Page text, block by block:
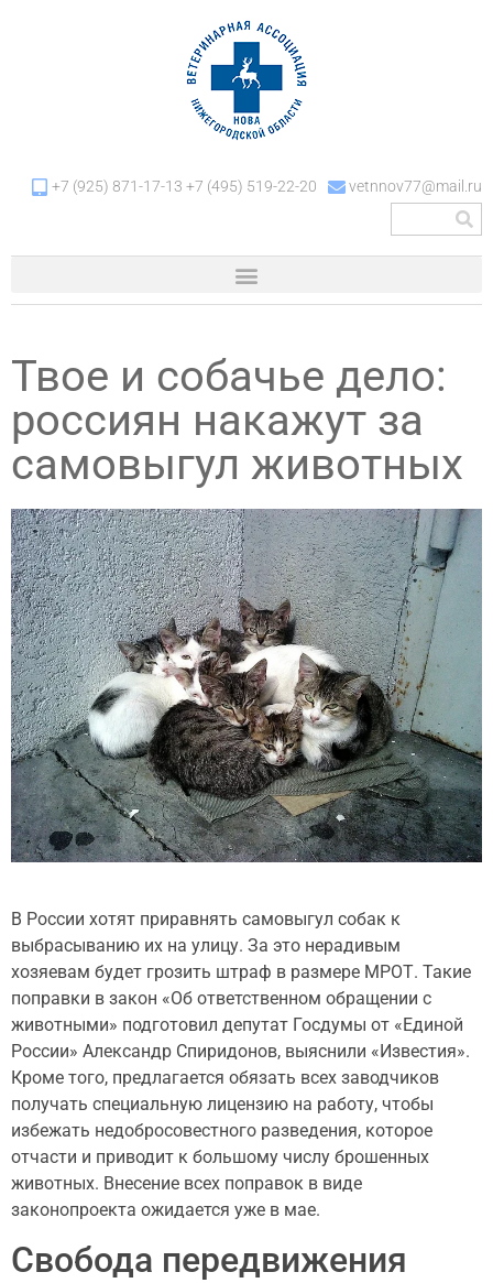
+7 (925) 871-17-13 +7 (495) 519-22-20 vetnnov77@mail.ru
Твое и собачье дело:
россиян накажут за
самовыгул животных
В России хотят приравнять самовыгул собак к
выбрасыванию их на улицу. За это нерадивым
хозяевам будет грозить штраф в размере МРОТ. Такие
поправки в закон «Об ответственном обращении с
животными» подготовил депутат Госдумы от «Единой
России» Александр Спиридонов, выяснили «Известия».
Кроме того, предлагается обязать всех заводчиков
получать специальную лицензию на работу, чтобы
избежать недобросовестного разведения, которое
отчасти и приводит к большому числу брошенных
животных. Внесение всех поправок в виде
законопроекта ожидается уже в мае.
Свобода передвижения